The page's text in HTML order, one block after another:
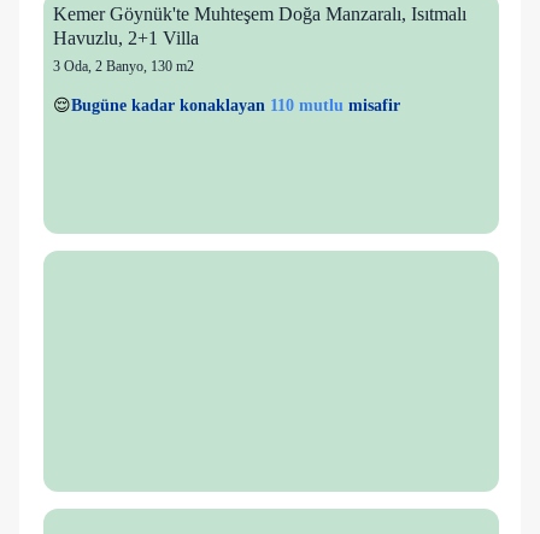
Kemer Göynük'te Muhteşem Doğa Manzaralı, Isıtmalı
Havuzlu, 2+1 Villa
3 Oda, 2 Banyo, 130 m2
👀Son 1 saatte54 kişigörüntüledi